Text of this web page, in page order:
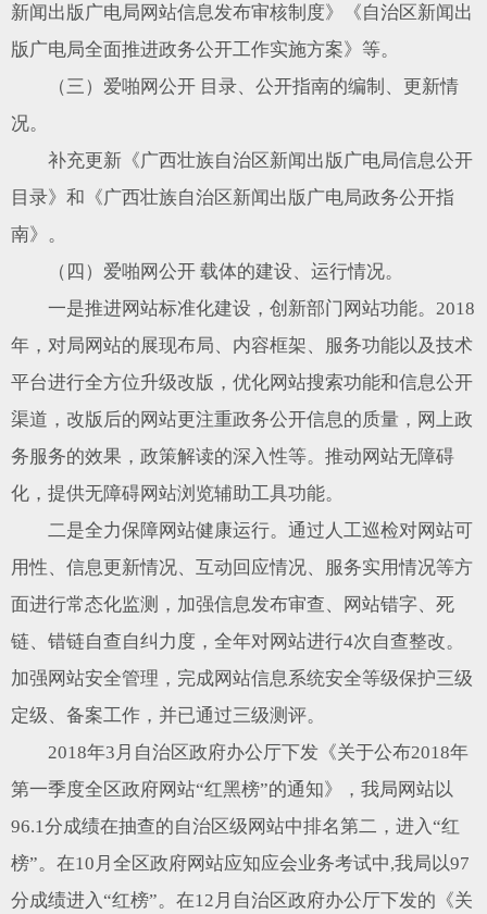
新闻出版广电局网站信息发布审核制度》《自治区新闻出
版广电局全面推进政务公开工作实施方案》等。
（三）爱啪网公开 目录、公开指南的编制、更新情
况。
补充更新《广西壮族自治区新闻出版广电局信息公开
目录》和《广西壮族自治区新闻出版广电局政务公开指
南》。
（四）爱啪网公开 载体的建设、运行情况。
一是推进网站标准化建设，创新部门网站功能。2018
年，对局网站的展现布局、内容框架、服务功能以及技术
平台进行全方位升级改版，优化网站搜索功能和信息公开
渠道，改版后的网站更注重政务公开信息的质量，网上政
务服务的效果，政策解读的深入性等。推动网站无障碍
化，提供无障碍网站浏览辅助工具功能。
二是全力保障网站健康运行。通过人工巡检对网站可
用性、信息更新情况、互动回应情况、服务实用情况等方
面进行常态化监测，加强信息发布审查、网站错字、死
链、错链自查自纠力度，全年对网站进行4次自查整改。
加强网站安全管理，完成网站信息系统安全等级保护三级
定级、备案工作，并已通过三级测评。
2018年3月自治区政府办公厅下发《关于公布2018年
第一季度全区政府网站“红黑榜”的通知》，我局网站以
96.1分成绩在抽查的自治区级网站中排名第二，进入“红
榜”。在10月全区政府网站应知应会业务考试中,我局以97
分成绩进入“红榜”。在12月自治区政府办公厅下发的《关